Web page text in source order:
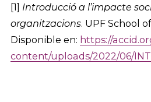
[1] Introducció a l’impacte
organitzacions. UPF School
Disponible en: https://
content/uploads/2022/06/